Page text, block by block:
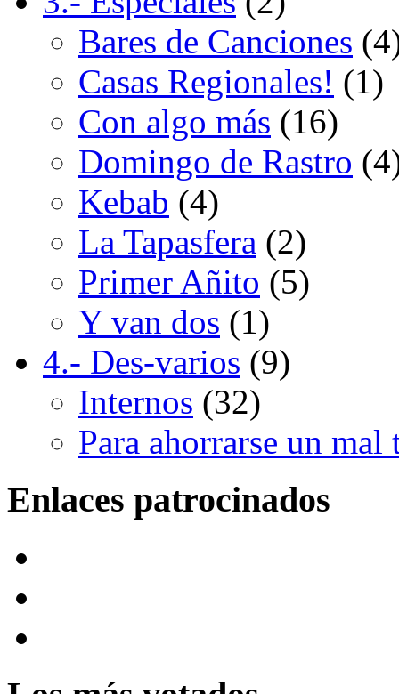
Bares de Canciones
Casas Regionales! (1)
Con algo más (16)
Domingo de Rastro
Kebab (4)
La Tapasfera (2)
Primer Añito (5)
Y van dos (1)
4.- Des-varios (9)
Internos (32)
Para ahorrarse un mal
Enlaces patrocinados